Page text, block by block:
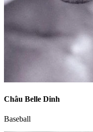
Châu Belle Dinh
Baseball